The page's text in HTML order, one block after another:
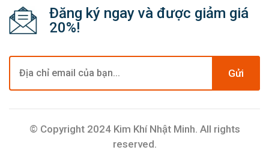
Đăng ký ngay và được giảm giá
20%!
Gửi
© Copyright 2024 Kim Khí Nhật Minh. All rights
reserved.